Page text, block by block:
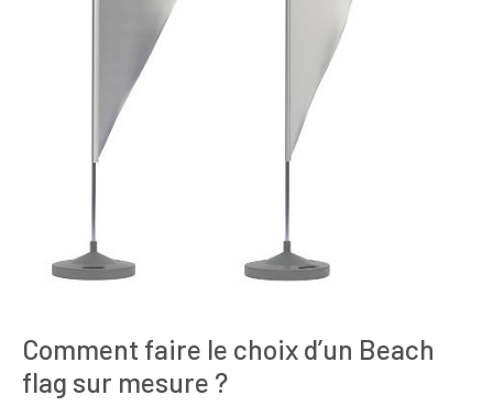
Comment faire le choix d’un Beach
flag sur mesure ?